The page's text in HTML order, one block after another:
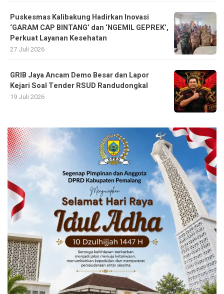
Puskesmas Kalibakung Hadirkan Inovasi
‘GARAM CAP BINTANG’ dan ‘NGEMIL GEPREK’,
Perkuat Layanan Kesehatan
27 Juli 2026
GRIB Jaya Ancam Demo Besar dan Lapor
Kejari Soal Tender RSUD Randudongkal
19 Juli 2026